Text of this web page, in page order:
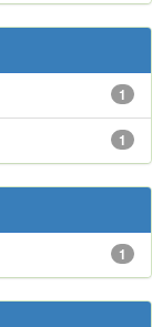
1
1
1